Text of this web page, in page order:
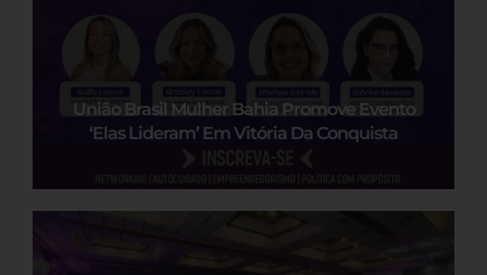
União Brasil Mulher Bahia Promove Evento
‘Elas Lideram’ Em Vitória Da Conquista